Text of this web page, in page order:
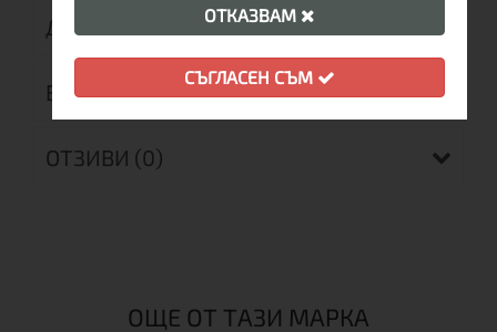
ДОСТАВКА
ВРЪЩАНЕ
ОТЗИВИ (0)
ОЩЕ ОТ ТАЗИ МАРКА
ОТКАЗВАМ
СЪГЛАСЕН СЪМ